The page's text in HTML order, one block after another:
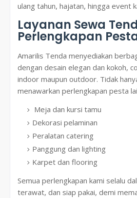
ulang tahun, hajatan, hingga event
Layanan Sewa
Perlengkapan
Amarilis Tenda menyediakan
dengan desain elegan dan kokoh,
indoor maupun outdoor. Tidak
menawarkan perlengkapan pesta
Meja dan kursi tamu
Dekorasi pelaminan
Peralatan catering
Panggung dan lighting
Karpet dan flooring
Semua perlengkapan kami selalu
terawat, dan siap pakai, demi